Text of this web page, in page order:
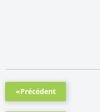
«Précédent